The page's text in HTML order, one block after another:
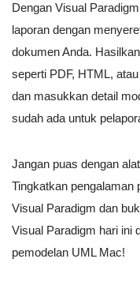
Dengan Visual
laporan dengan
dokumen Anda.
seperti PDF, HTML,
dan masukkan detail
sudah ada untuk
Jangan puas dengan
Tingkatkan pengalaman
Visual Paradigm dan
Visual Paradigm hari ini
pemodelan UML Mac!